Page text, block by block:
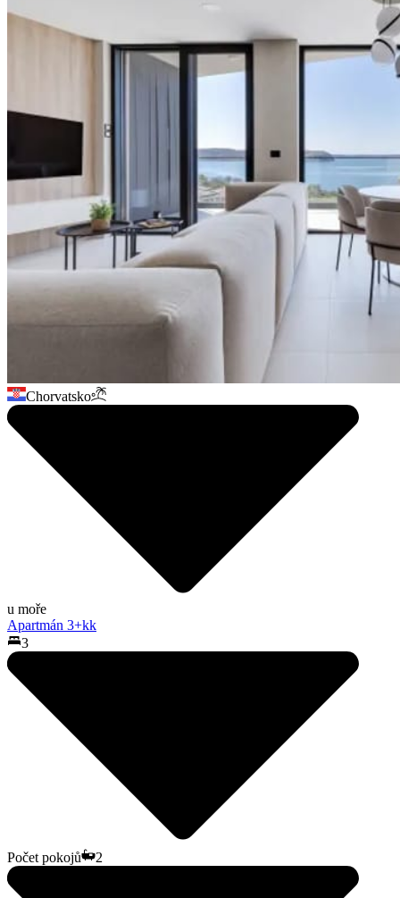
Chorvatsko
u moře
Apartmán 3+kk
3
Počet pokojů 2